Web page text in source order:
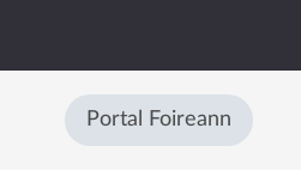
Portal Foireann